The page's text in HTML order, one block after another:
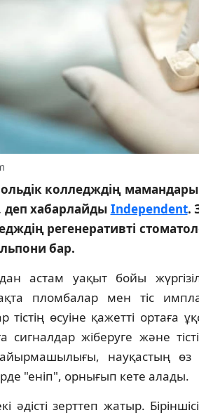
колледждің
деп хабарлайды Independent.
регенеративті
бар.
астам уақыт бойы
пломбалар мен тіс
өсуіне қажетті ортаға
сигналдар жіберуге және
науқастың өз
"еніп", орнығып кете алады.
әдісті зерттеп жатыр.